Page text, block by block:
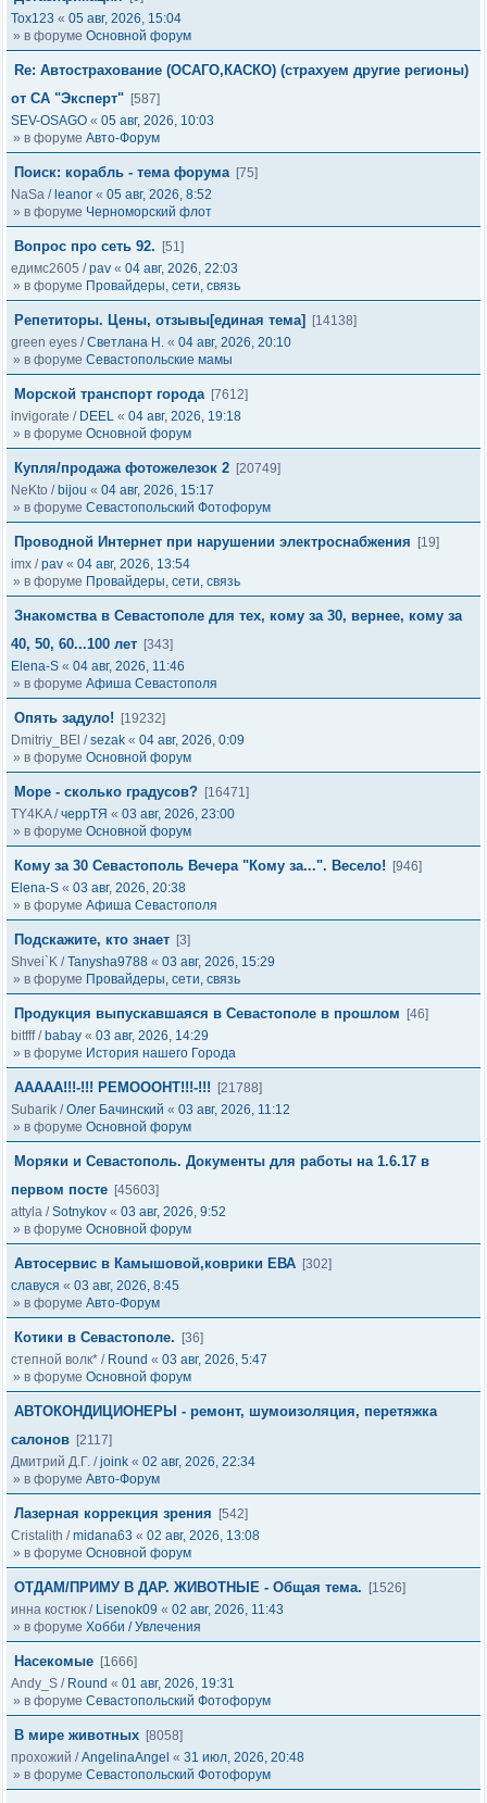
Tox123 « 05 авг, 2026, 15:04
» в форуме Основной форум
Re: Автострахование (ОСАГО,КАСКО) (страхуем другие регионы)
от СА "Эксперт" [587]
SEV-OSAGO « 05 авг, 2026, 10:03
» в форуме Авто-Форум
Поиск: корабль - тема форума [75]
NaSa / leanor « 05 авг, 2026, 8:52
» в форуме Черноморский флот
Вопрос про сеть 92.
[51]
едимс2605 /pav « 04 авг, 2026, 22:03
» в форуме Провайдеры, сети, связь
Репетиторы. Цены, отзывы[единая тема]
[14138]
green eyes /Светлана Н. « 04 авг, 2026, 20:10
» в форуме Севастопольские мамы
Морской транспорт города [7612]
invigorate / DEEL « 04 авг, 2026, 19:18
» в форуме Основной форум
Купля/продажа фотожелезок 2 [20749]
NeKto / bijou « 04 авг, 2026, 15:17
» в форуме Севастопольский Фотофорум
Проводной Интернет при нарушении электроснабжения
[19]
imx /pav « 04 авг, 2026, 13:54
» в форуме Провайдеры, сети, связь
Знакомства в Севастополе для тех, кому за 30, вернее, кому за
40, 50, 60...100 лет [343]
Elena-S « 04 авг, 2026, 11:46
» в форуме Афиша Севастополя
Опять задуло!
[19232]
Dmitriy_BEl /sezak « 04 авг, 2026, 0:09
» в форуме Основной форум
Море - сколько градусов? [16471]
TY4KA/черрТЯ « 03 авг, 2026, 23:00
» в форуме Основной форум
Кому за 30 Севастополь Вечера "Кому за...". Весело!
[946]
Elena-S « 03 авг, 2026, 20:38
» в форуме Афиша Севастополя
Подскажите, кто знает [3]
Shvei`K /Tanysha9788 « 03 авг, 2026, 15:29
» в форуме Провайдеры, сети, связь
Продукция выпускавшаяся в Севастополе в прошлом
[46]
bitfff/ babay « 03 авг, 2026, 14:29
» в форуме История нашего Города
ААААА!!!-!!! РЕМОООНТ!!!-!!!
[21788]
Subarik /Олег Бачинский « 03 авг, 2026, 11:12
» в форуме Основной форум
Моряки и Севастополь. Документы для работы на 1.6.17 в
первом посте [45603]
attyla /Sotnykov « 03 авг, 2026, 9:52
» в форуме Основной форум
Автосервис в Камышовой,коврики ЕВА [302]
славуся « 03 авг, 2026, 8:45
» в форуме Авто-Форум
Котики в Севастополе.
[36]
степной волк* / Round « 03 авг, 2026, 5:47
» в форуме Основной форум
АВТОКОНДИЦИОНЕРЫ - ремонт, шумоизоляция, перетяжка
салонов [2117]
Дмитрий Д.Г. /joink « 02 авг, 2026, 22:34
» в форуме Авто-Форум
Лазерная коррекция зрения
[542]
Cristalith /midana63 « 02 авг, 2026, 13:08
» в форуме Основной форум
ОТДАМ/ПРИМУ В ДАР. ЖИВОТНЫЕ - Общая тема.
[1526]
инна костюк / Lisenok09 « 02 авг, 2026, 11:43
» в форуме Хобби / Увлечения
Насекомые [1666]
Andy_S / Round « 01 авг, 2026, 19:31
» в форуме Севастопольский Фотофорум
В мире животных [8058]
прохожий /AngelinaAngel « 31 июл, 2026, 20:48
» в форуме Севастопольский Фотофорум